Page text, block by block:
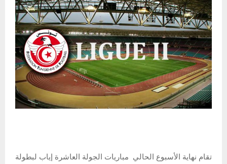
تقام نهاية الأسبوع الحالي مباريات الجولة العاشرة إياب لبطولة